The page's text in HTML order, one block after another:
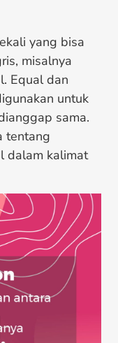
yang bisa
misalnya
Equal dan
untuk
sama.
tentang
dalam kalimat